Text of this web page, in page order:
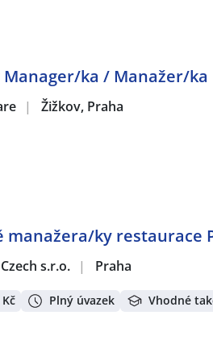
Manager/ka / Manažer/
| Žižkov, Praha
manažera/ky restaurace
s.r.o. | Praha
Plný úvazek Vhodné